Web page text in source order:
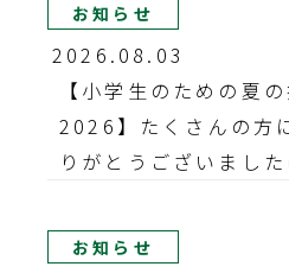
お知らせ
2026.08.03
【小学生のための夏
2026】たくさんの方
りがとうございまし
お知らせ